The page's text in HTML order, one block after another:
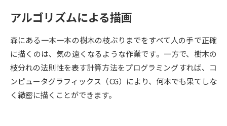
高等学校（情報）教員資格認定
大学研究 大学検索
アルゴリズムによる描画
森にある一本一本の樹木の枝ぶりまでをすべて人の手で正確
に描くのは、気の遠くなるような作業です。一方で、樹木の
枝分れの法則性を表す計算方法をプログラミングすれば、コ
ンピュータグラフィックス（CG）により、何本でも果てしな
く緻密に描くことができます。